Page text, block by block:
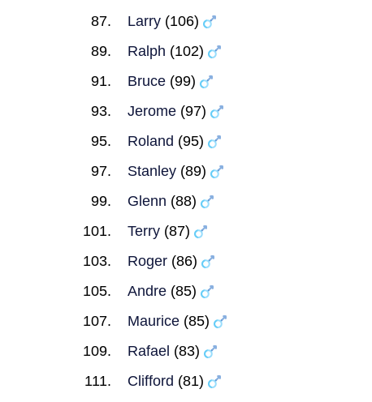
Larry (106)
Ralph (102)
Bruce (99)
Jerome (97)
Roland (95)
Stanley (89)
Glenn (88)
Terry (87)
Roger (86)
Andre (85)
Maurice (85)
Rafael (83)
Clifford (81)